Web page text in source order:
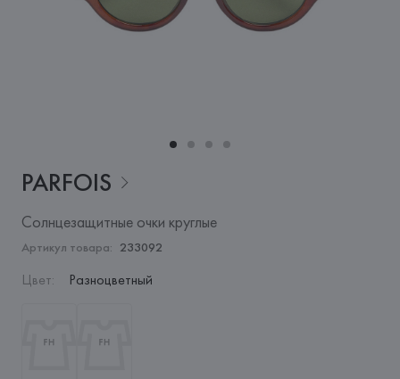
PARFOIS
Солнцезащитные очки круглые
Артикул товара: 233092
Цвет: Разноцветный